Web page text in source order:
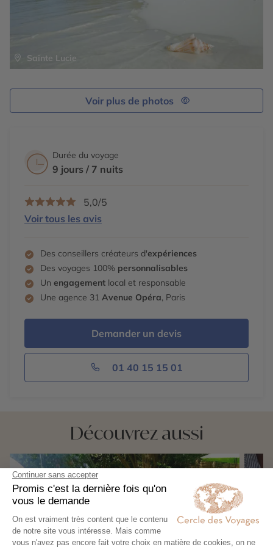
l’horizon… verre à la main, pieds nus sur le pont.
Sainte Lucie
Voir plus de photos
Durée du voyage
9 jours / 7 nuits
5,0/5
Voir tous les avis
Des conseillers créateurs d'expériences
Des voyages 100% personnalisables
Un engagement local et responsable
Une agence 31 Avenue Opéra, Paris
Demander un devis
01 40 15 15 01
Découvrez aussi